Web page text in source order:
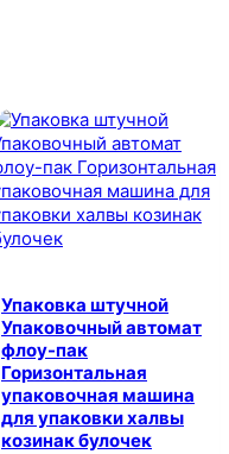
Упаковка штучной
Упаковочный автомат
флоу-пак
Горизонтальная
упаковочная машина
для упаковки халвы
козинак булочек